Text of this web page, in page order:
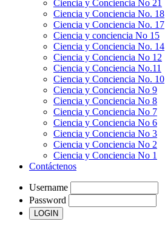
Ciencia y Conciencia No 21
Ciencia y Conciencia No. 18
Ciencia y Conciencia No. 17
Ciencia y conciencia No 15
Ciencia y Conciencia No. 14
Ciencia y Conciencia No 12
Ciencia y Conciencia No.11
Ciencia y Conciencia No. 10
Ciencia y Conciencia No 9
Ciencia y Conciencia No 8
Ciencia y Conciencia No 7
Ciencia y Conciencia No 6
Ciencia y Conciencia No 3
Ciencia y Conciencia No 2
Ciencia y Conciencia No 1
Contáctenos
Username
Password